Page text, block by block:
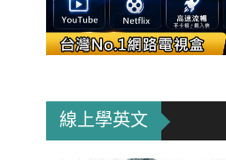
線上學英文